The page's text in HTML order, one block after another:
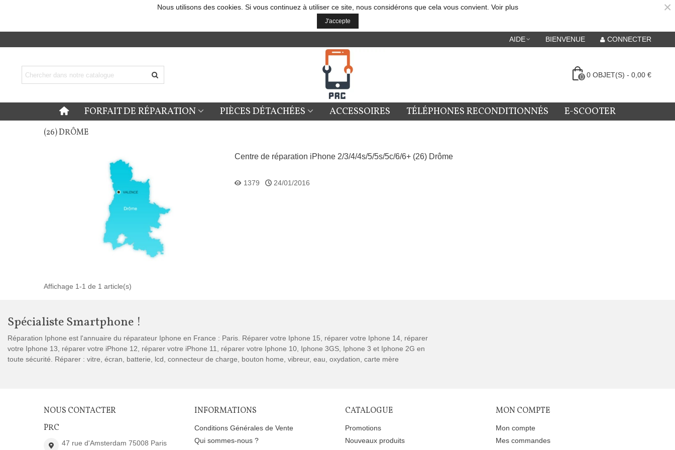
Nous utilisons des cookies. Si vous continuez à utiliser ce site, nous considérons que cela vous convient. Voir plus
J'accepte
×
AIDE BIENVENUE CONNECTER
0 0 OBJET(S) - 0,00 €
FORFAIT DE RÉPARATION PIÈCES DÉTACHÉES ACCESSOIRES TÉLÉPHONES RECONDITIONNÉS E-SCOOTER
(26) DRÔME
Centre de réparation iPhone 2/3/4/4s/5/5s/5c/6/6+ (26) Drôme
1379 24/01/2016
Affichage 1-1 de 1 article(s)
Spécialiste Smartphone !
Réparation Iphone est l'annuaire du réparateur Iphone en France : Paris. Réparer votre Iphone 15, réparer votre Iphone 14, réparer
votre Iphone 13, réparer votre iPhone 12, réparer votre iPhone 11, réparer votre Iphone 10, Iphone 3GS, Iphone 3 et Iphone 2G en
toute sécurité. Réparer : vitre, écran, batterie, lcd, connecteur de charge, bouton home, vibreur, eau, oxydation, carte mère
NOUS CONTACTER
PRC
47 rue d'Amsterdam 75008 Paris
INFORMATIONS
Conditions Générales de Vente
Qui sommes-nous ?
CATALOGUE
Promotions
Nouveaux produits
MON COMPTE
Mon compte
Mes commandes